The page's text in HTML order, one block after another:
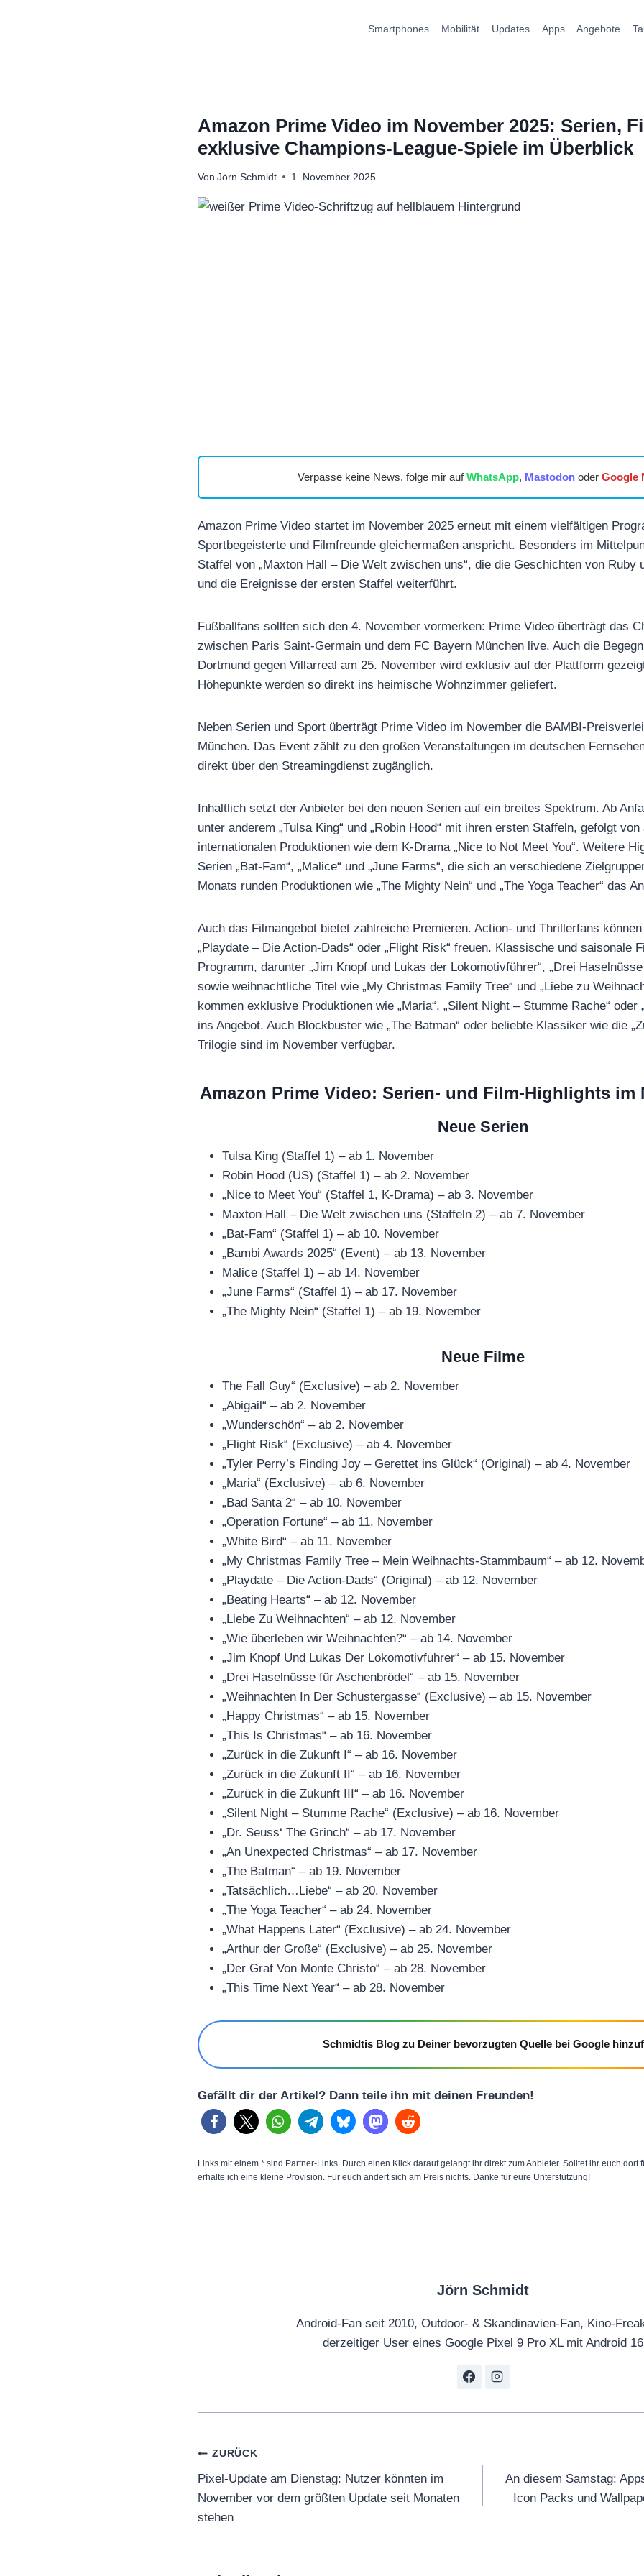
Smartphones Mobilität Updates Apps Angebote
Amazon Prime Video im November 2025: Serien,
exklusive Champions-League-Spiele im Überblick
Von Jörn Schmidt 1. November 2025
Verpasse keine News, folge mir aufWhatsApp, Mastodonoder Google
Amazon Prime Video startet im November 2025 erneut mit einem vielfältigen
Sportbegeisterte und Filmfreunde gleichermaßen anspricht. Besonders im
Staffel von „Maxton Hall – Die Welt zwischen uns“, die die Geschichten von Ruby
und die Ereignisse der ersten Staffel weiterführt.
Fußballfans sollten sich den 4. November vormerken: Prime Video überträgt das
zwischen Paris Saint-Germain und dem FC Bayern München live. Auch die
Dortmund gegen Villarreal am 25. November wird exklusiv auf der Plattform
Höhepunkte werden so direkt ins heimische Wohnzimmer geliefert.
Neben Serien und Sport überträgt Prime Video im November die BAMBI-
München. Das Event zählt zu den großen Veranstaltungen im deutschen
direkt über den Streamingdienst zugänglich.
Inhaltlich setzt der Anbieter bei den neuen Serien auf ein breites Spektrum. Ab
unter anderem „Tulsa King“ und „Robin Hood“ mit ihren ersten Staffeln, gefolgt von
internationalen Produktionen wie dem K-Drama „Nice to Not Meet You“. Weitere
Serien „Bat-Fam“, „Malice“ und „June Farms“, die sich an verschiedene
Monats runden Produktionen wie „The Mighty Nein“ und „The Yoga Teacher“ das
Auch das Filmangebot bietet zahlreiche Premieren. Action- und Thrillerfans
„Playdate – Die Action-Dads“ oder „Flight Risk“ freuen. Klassische und saisonale
Programm, darunter „Jim Knopf und Lukas der Lokomotivführer“, „Drei
sowie weihnachtliche Titel wie „My Christmas Family Tree“ und „Liebe zu
kommen exklusive Produktionen wie „Maria“, „Silent Night – Stumme Rache“ oder
ins Angebot. Auch Blockbuster wie „The Batman“ oder beliebte Klassiker wie die
Trilogie sind im November verfügbar.
Amazon Prime Video: Serien- und Film-Highlights im
Neue Serien
Tulsa King (Staffel 1) – ab 1. November
Robin Hood (US) (Staffel 1) – ab 2. November
„Nice to Meet You“ (Staffel 1, K-Drama) – ab 3. November
Maxton Hall – Die Welt zwischen uns (Staffeln 2) – ab 7. November
„Bat-Fam“ (Staffel 1) – ab 10. November
„Bambi Awards 2025“ (Event) – ab 13. November
Malice (Staffel 1) – ab 14. November
„June Farms“ (Staffel 1) – ab 17. November
„The Mighty Nein“ (Staffel 1) – ab 19. November
Neue Filme
The Fall Guy“ (Exclusive) – ab 2. November
„Abigail“ – ab 2. November
„Wunderschön“ – ab 2. November
„Flight Risk“ (Exclusive) – ab 4. November
„Tyler Perry’s Finding Joy – Gerettet ins Glück“ (Original) – ab 4. November
„Maria“ (Exclusive) – ab 6. November
„Bad Santa 2“ – ab 10. November
„Operation Fortune“ – ab 11. November
„White Bird“ – ab 11. November
„My Christmas Family Tree – Mein Weihnachts-Stammbaum“ – ab 12.
„Playdate – Die Action-Dads“ (Original) – ab 12. November
„Beating Hearts“ – ab 12. November
„Liebe Zu Weihnachten“ – ab 12. November
„Wie überleben wir Weihnachten?“ – ab 14. November
„Jim Knopf Und Lukas Der Lokomotivfuhrer“ – ab 15. November
„Drei Haselnüsse für Aschenbrödel“ – ab 15. November
„Weihnachten In Der Schustergasse“ (Exclusive) – ab 15. November
„Happy Christmas“ – ab 15. November
„This Is Christmas“ – ab 16. November
„Zurück in die Zukunft I“ – ab 16. November
„Zurück in die Zukunft II“ – ab 16. November
„Zurück in die Zukunft III“ – ab 16. November
„Silent Night – Stumme Rache“ (Exclusive) – ab 16. November
„Dr. Seuss‘ The Grinch“ – ab 17. November
„An Unexpected Christmas“ – ab 17. November
„The Batman“ – ab 19. November
„Tatsächlich…Liebe“ – ab 20. November
„The Yoga Teacher“ – ab 24. November
„What Happens Later“ (Exclusive) – ab 24. November
„Arthur der Große“ (Exclusive) – ab 25. November
„Der Graf Von Monte Christo“ – ab 28. November
„This Time Next Year“ – ab 28. November
Schmidtis Blog zu Deiner bevorzugten Quelle bei Google
Gefällt dir der Artikel? Dann teile ihn mit deinen Freunden!
Links mit einem * sind Partner-Links. Durch einen Klick darauf gelangt ihr direkt zum Anbieter. Solltet ihr euch dort
erhalte ich eine kleine Provision. Für euch ändert sich am Preis nichts. Danke für eure Unterstützung!
Jörn Schmidt
Android-Fan seit 2010, Outdoor- & Skandinavien-Fan, Kino-
derzeitiger User eines Google Pixel 9 Pro XL mit Android 16
Beitragsnavigation
ZURÜCK
Pixel-Update am Dienstag: Nutzer könnten im
November vor dem größten Update seit Monaten
stehen
An diesem Samstag:
Icon Packs und